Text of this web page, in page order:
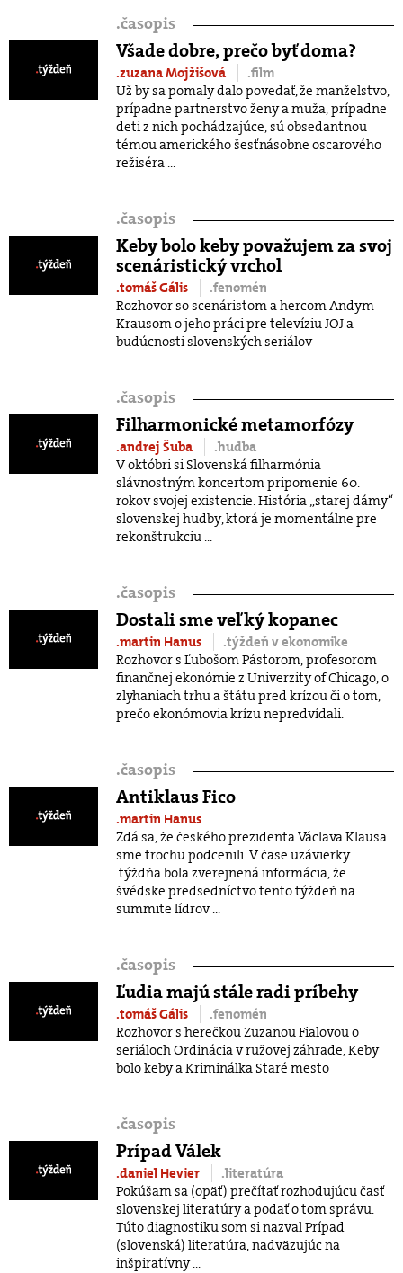
.časopis
Všade dobre, prečo byť doma?
.zuzana Mojžišová
.film
Už by sa pomaly dalo povedať, že manželstvo,
prípadne partnerstvo ženy a muža, prípadne
deti z nich pochádzajúce, sú obsedantnou
témou amerického šesťnásobne oscarového
režiséra ...
.časopis
Keby bolo keby považujem za svoj
scenáristický vrchol
.tomáš Gális
.fenomén
Rozhovor so scenáristom a hercom Andym
Krausom o jeho práci pre televíziu JOJ a
budúcnosti slovenských seriálov
.časopis
Filharmonické metamorfózy
.andrej Šuba
.hudba
V októbri si Slovenská filharmónia
slávnostným koncertom pripomenie 60.
rokov svojej existencie. História „starej dámy“
slovenskej hudby, ktorá je momentálne pre
rekonštrukciu ...
.časopis
Dostali sme veľký kopanec
.martin Hanus
.týždeň v ekonomike
Rozhovor s Ľubošom Pástorom, profesorom
finančnej ekonómie z Univerzity of Chicago, o
zlyhaniach trhu a štátu pred krízou či o tom,
prečo ekonómovia krízu nepredvídali.
.časopis
Antiklaus Fico
.martin Hanus
Zdá sa, že českého prezidenta Václava Klausa
sme trochu podcenili. V čase uzávierky
.týždňa bola zverejnená informácia, že
švédske predsedníctvo tento týždeň na
summite lídrov ...
.časopis
Ľudia majú stále radi príbehy
.tomáš Gális
.fenomén
Rozhovor s herečkou Zuzanou Fialovou o
seriáloch Ordinácia v ružovej záhrade, Keby
bolo keby a Kriminálka Staré mesto
.časopis
Prípad Válek
.daniel Hevier
.literatúra
Pokúšam sa (opäť) prečítať rozhodujúcu časť
slovenskej literatúry a podať o tom správu.
Túto diagnostiku som si nazval Prípad
(slovenská) literatúra, nadväzujúc na
inšpiratívny ...